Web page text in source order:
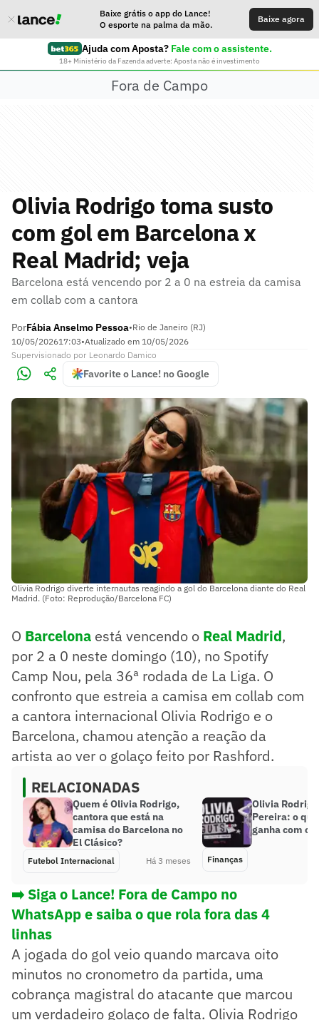
Baixe grátis o app do Lance!
O esporte na palma da mão.
Baixe agora
Ajuda com Aposta? Fale com o assistente.
18+ Ministério da Fazenda adverte: Aposta não é investimento
Fora de Campo
Olivia Rodrigo toma susto
com gol em Barcelona x
Real Madrid; veja
Barcelona está vencendo por 2 a 0 na estreia da camisa
em collab com a cantora
PorFábia Anselmo Pessoa•Rio de Janeiro (RJ)
10/05/202617:03•Atualizado em 10/05/2026
Supervisionado por Leonardo Damico
Favorite o Lance! no Google
Olivia Rodrigo diverte internautas reagindo a gol do Barcelona diante do Real
Madrid. (Foto: Reprodução/Barcelona FC)
O Barcelona está vencendo o Real Madrid,
por 2 a 0 neste domingo (10), no Spotify
Camp Nou, pela 36ª rodada de La Liga. O
confronto que estreia a camisa em collab com
a cantora internacional Olivia Rodrigo e o
Barcelona, chamou atenção a reação da
artista ao ver o golaço feito por Rashford.
RELACIONADAS
Quem é Olivia Rodrigo,
cantora que está na
camisa do Barcelona no
El Clásico?
Futebol Internacional Há 3 meses
Olivia
Pereira: o
ganha com o
Finanças
➡️ Siga o Lance! Fora de Campo no
WhatsApp e saiba o que rola fora das 4
linhas
A jogada do gol veio quando marcava oito
minutos no cronometro da partida, uma
cobrança magistral do atacante que marcou
um verdadeiro golaço de falta. Olivia Rodrigo